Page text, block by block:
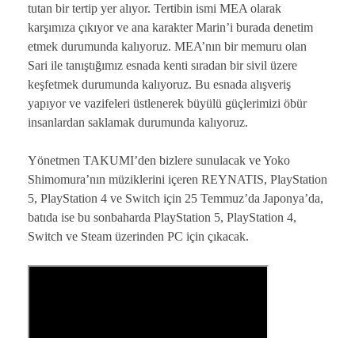
tutan bir tertip yer alıyor. Tertibin ismi MEA olarak
karşımıza çıkıyor ve ana karakter Marin’i burada denetim
etmek durumunda kalıyoruz. MEA’nın bir memuru olan
Sari ile tanıştığımız esnada kenti sıradan bir sivil üzere
keşfetmek durumunda kalıyoruz. Bu esnada alışveriş
yapıyor ve vazifeleri üstlenerek büyülü güçlerimizi öbür
insanlardan saklamak durumunda kalıyoruz.
Yönetmen TAKUMI’den bizlere sunulacak ve Yoko
Shimomura’nın müziklerini içeren REYNATIS, PlayStation
5, PlayStation 4 ve Switch için 25 Temmuz’da Japonya’da,
batıda ise bu sonbaharda PlayStation 5, PlayStation 4,
Switch ve Steam üzerinden PC için çıkacak.